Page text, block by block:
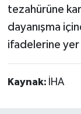
tezahürüne
dayanışma
ifadelerine
Kaynak: İHA